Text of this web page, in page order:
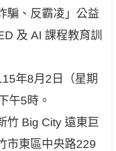
騙、反霸凌」公益
及 AI 課程教育訓
年8月2日（星期
午5時。
竹 Big City 遠東巨
市東區中央路229